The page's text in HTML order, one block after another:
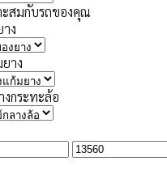
ะสมกับรถของคุณ
ง
าง
กระทะล้อ
Max